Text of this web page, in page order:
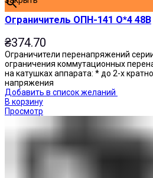
Ограничитель ОПН-141 О*4 48В
₴374.70
Ограничители перенапряжений
ограничения коммутационных
на катушках аппарата: * до 2-х
напряжения
Добавить в список желаний
В корзину
Просмотр